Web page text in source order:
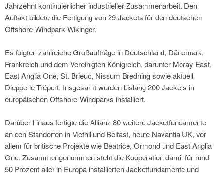
Jahrzehnt kontinuierlicher industrieller Zusammenarbeit. Den
Auftakt bildete die Fertigung von 29 Jackets für den deutschen
Offshore-Windpark Wikinger.
Es folgten zahlreiche Großaufträge in Deutschland, Dänemark,
Frankreich und dem Vereinigten Königreich, darunter Moray East,
East Anglia One, St. Brieuc, Nissum Bredning sowie aktuell
Dieppe le Tréport. Insgesamt wurden bislang 200 Jackets in
europäischen Offshore-Windparks installiert.
Darüber hinaus fertigte die Allianz 80 weitere Jacketfundamente
an den Standorten in Methil und Belfast, heute Navantia UK, vor
allem für britische Projekte wie Beatrice, Ormond und East Anglia
One. Zusammengenommen steht die Kooperation damit für rund
50 Prozent aller in Europa installierten Jacketfundamente und